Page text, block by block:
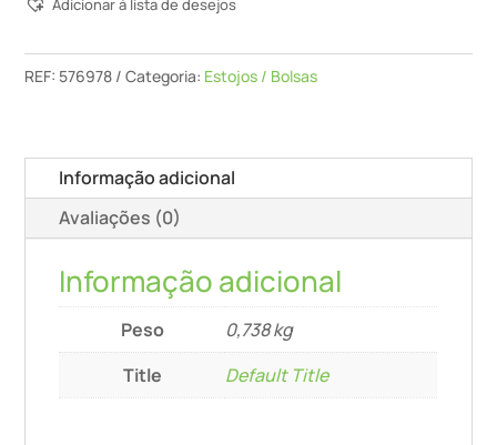
isolante
FT1
Adicionar á lista de desejos
REF: 576978 Categoria: Estojos / Bolsas
Informação adicional
Avaliações (0)
Informação adicional
Peso
0,738 kg
Title
Default Title